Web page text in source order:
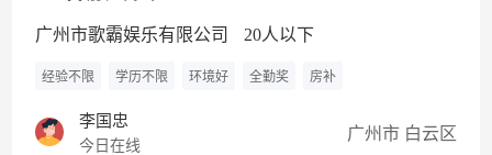
广州市歌霸娱乐有限公司 20人以下
经验不限 学历不限 环境好 全勤奖 房补
李国忠
今日在线
广州市 白云区